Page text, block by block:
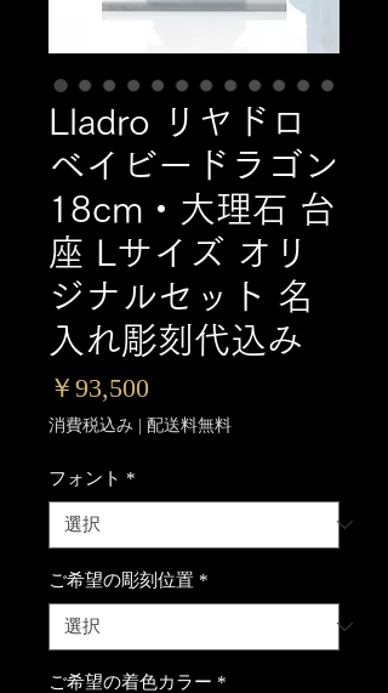
Lladro リヤドロ
ベイビードラゴン
18cm・大理石 台
座 Lサイズ オリ
ジナルセット 名
入れ彫刻代込み
￥93,500価
格
消費税込み | 配送料無料
フォント *
ご希望の彫刻位置 *
ご希望の着色カラー *